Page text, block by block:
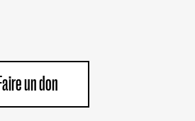
Faire un don